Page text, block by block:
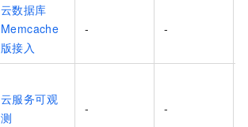
云数据库
Memcache
版接入
- -
云服务可观
测
- -